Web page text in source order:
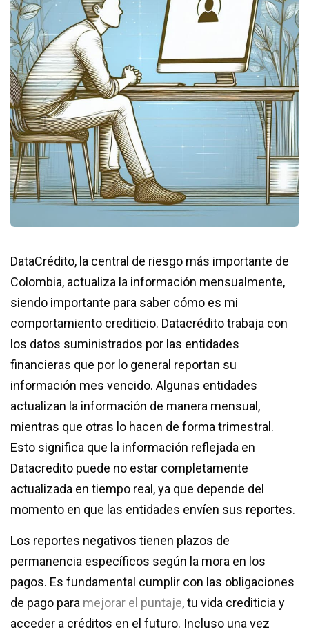
DataCrédito, la central de riesgo más importante de
Colombia, actualiza la información mensualmente,
siendo importante para saber cómo es mi
comportamiento crediticio. Datacrédito trabaja con
los datos suministrados por las entidades
financieras que por lo general reportan su
información mes vencido. Algunas entidades
actualizan la información de manera mensual,
mientras que otras lo hacen de forma trimestral.
Esto significa que la información reflejada en
Datacredito puede no estar completamente
actualizada en tiempo real, ya que depende del
momento en que las entidades envíen sus reportes.
Los reportes negativos tienen plazos de
permanencia específicos según la mora en los
pagos. Es fundamental cumplir con las obligaciones
de pago para mejorar el puntaje, tu vida crediticia y
acceder a créditos en el futuro. Incluso una vez